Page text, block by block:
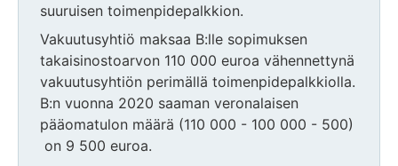
suuruisen toimenpidepalkkion.
Vakuutusyhtiö maksaa B:lle sopimuksen
takaisinostoarvon 110 000 euroa vähennettynä
vakuutusyhtiön perimällä toimenpidepalkkiolla.
B:n vuonna 2020 saaman veronalaisen
pääomatulon määrä (110 000 - 100 000 - 500)
on 9 500 euroa.